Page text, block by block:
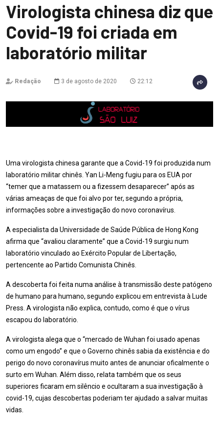
Virologista chinesa diz que
Covid-19 foi criada em
laboratório militar
Redação 3 de agosto de 2020 22:12
Uma virologista chinesa garante que a Covid-19 foi produzida num
laboratório militar chinês. Yan Li-Meng fugiu para os EUA por
“temer que a matassem ou a fizessem desaparecer” após as
várias ameaças de que foi alvo por ter, segundo a própria,
informações sobre a investigação do novo coronavírus.
A especialista da Universidade de Saúde Pública de Hong Kong
afirma que “avaliou claramente” que a Covid-19 surgiu num
laboratório vinculado ao Exército Popular de Libertação,
pertencente ao Partido Comunista Chinês.
A descoberta foi feita numa análise à transmissão deste patógeno
de humano para humano, segundo explicou em entrevista à Lude
Press. A virologista não explica, contudo, como é que o vírus
escapou do laboratório.
A virologista alega que o “mercado de Wuhan foi usado apenas
como um engodo” e que o Governo chinês sabia da existência e do
perigo do novo coronavírus muito antes de anunciar oficalmente o
surto em Wuhan. Além disso, relata também que os seus
superiores ficaram em silêncio e ocultaram a sua investigação à
covid-19, cujas descobertas poderiam ter ajudado a salvar muitas
vidas.